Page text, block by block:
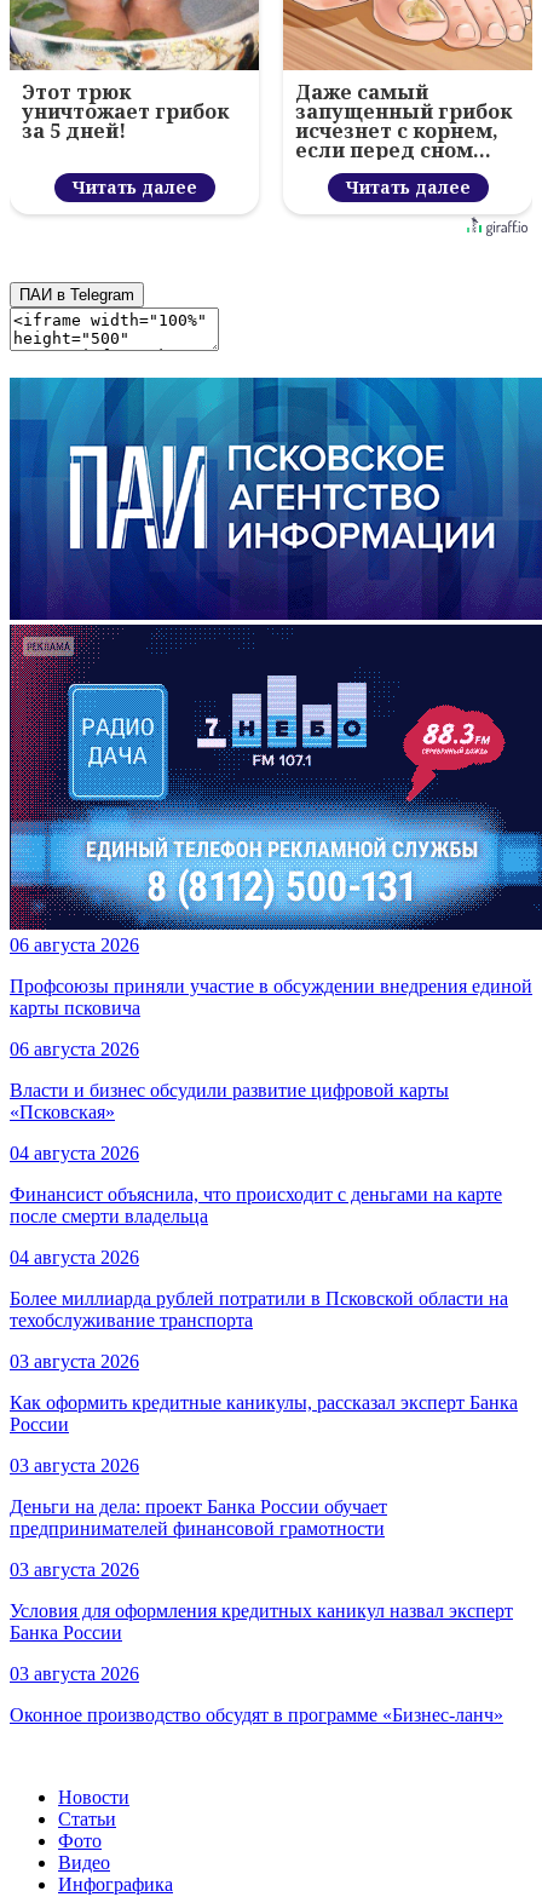
Этот трюк
уничтожает грибок
за 5 дней!
Читать далее
Даже самый
запущенный грибок
исчезнет с корнем,
если перед сном…
Читать далее
ПАИ в Telegram
06 августа 2026
Профсоюзы приняли участие в обсуждении внедрения единой
карты псковича
06 августа 2026
Власти и бизнес обсудили развитие цифровой карты
«Псковская»
04 августа 2026
Финансист объяснила, что происходит с деньгами на карте
после смерти владельца
04 августа 2026
Более миллиарда рублей потратили в Псковской области на
техобслуживание транспорта
03 августа 2026
Как оформить кредитные каникулы, рассказал эксперт Банка
России
03 августа 2026
Деньги на дела: проект Банка России обучает
предпринимателей финансовой грамотности
03 августа 2026
Условия для оформления кредитных каникул назвал эксперт
Банка России
03 августа 2026
Оконное производство обсудят в программе «Бизнес-ланч»
Новости
Статьи
Фото
Видео
Инфографика